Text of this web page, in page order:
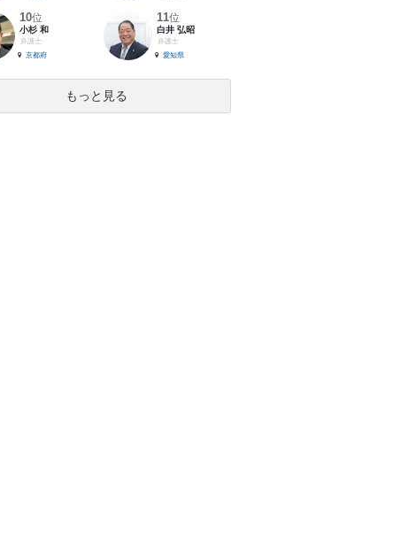
10位
小杉 和
弁護士
京都府
11位
白井 弘昭
弁護士
愛知県
もっと見る